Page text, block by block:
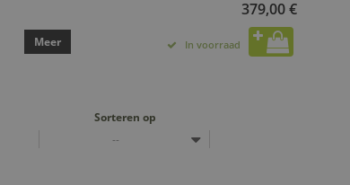
379,00 €
Meer In voorraad
Sorteren op
--